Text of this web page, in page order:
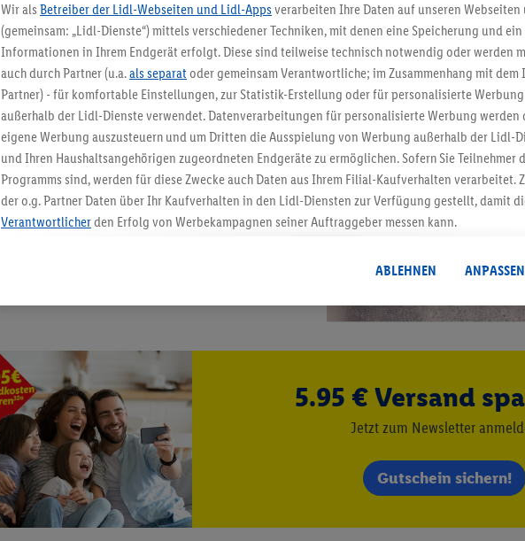
5.95 € Versand
Jetzt zum Newsletter
Gutschein sichern!
Wir als Betreiber der Lidl-Webseiten und Lidl-Apps verarbeiten Ihre Daten auf unseren Webseiten
(gemeinsam: „Lidl-Dienste“) mittels verschiedener Techniken, mit denen eine Speicherung und
Informationen in Ihrem Endgerät erfolgt. Diese sind teilweise technisch notwendig oder werden
auch durch Partner (u.a.als separat oder gemeinsam Verantwortliche; im Zusammenhang mit dem
Partner) - für komfortable Einstellungen, zur Statistik-Erstellung oder für personalisierte
außerhalb der Lidl-Dienste verwendet. Datenverarbeitungen für personalisierte Werbung werden
eigene Werbung auszusteuern und um Dritten die Ausspielung von Werbung außerhalb der Lidl-
und Ihren Haushaltsangehörigen zugeordneten Endgeräte zu ermöglichen. Sofern Sie Teilnehmer
Programms sind, werden für diese Zwecke auch Daten aus Ihrem Filial-Kaufverhalten verarbeitet.
der o.g. Partner Daten über Ihr Kaufverhalten in den Lidl-Diensten zur Verfügung gestellt, damit
Verantwortlicherden Erfolg von Werbekampagnen seiner Auftraggeber messen kann.
angereicherten Profilen. Dies umfasst die Zusammenführung von Daten (z.B. über Ihre Nutzung
Kaufverhalten in den Lidl-Diensten, Informationen aus Ihrem Kundenkonto - z.B. Alter oder
genauen Standortdaten) auch über verschiedene Endgeräte und Lidl-Dienste hinweg
und/ oder dem Zugriff auf Informationen auf Ihren Endgeräten zur Erstellung von Zielgruppen
Segmenten). Im Zusammenhang mit dem Ausspielen dieser Werbung erfolgen Verarbeitungen
Erfolgsmessung der Werbung, zur Zielgruppenforschung, zur Entwicklung von Angeboten sowie
Sicherung und Optimierung dieser Werbeausspielungen.
Sofern Sie hier Ihre Zustimmung dazu erteilen und danach ein Lidl Plus-Konto erstellen bzw. sich
Plus-Konto einloggen, kann darüber hinaus auch Ihre dort angegebene E-Mail-Adresse von uns in
Verantwortlichkeit mit einem der oben genannten Partner verwendet werden, um daraus eine
zu erstellen (die sogenannte EUID), die wir sodann ähnlich wie die sogleich beschriebene Utiq-
können, um Sie in von Dritten betriebenen Diensten zu erkennen und Ihnen personalisierte
Hierzu wird von uns und einem der anderen oben genannten Partner auch Ihre in einen Hashwert
ABLEHNEN ANPASSEN